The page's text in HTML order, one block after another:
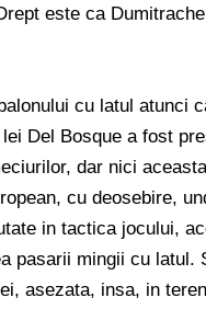
este ca
cu latul atunci
Del Bosque a fost
dar nici
cu deosebire,
in tactica jocului,
pasarii mingii cu latul.
asezata, insa, in